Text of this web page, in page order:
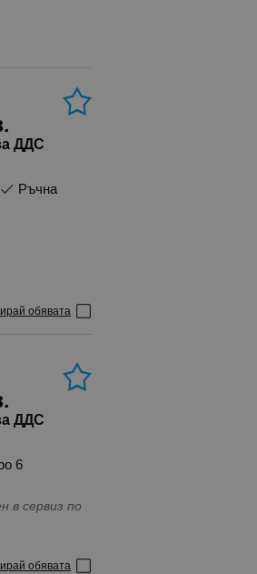
ДДС
Ръчна
обявата
ДДС
6
в сервиз по
- Задни,
Ел.
на
обявата